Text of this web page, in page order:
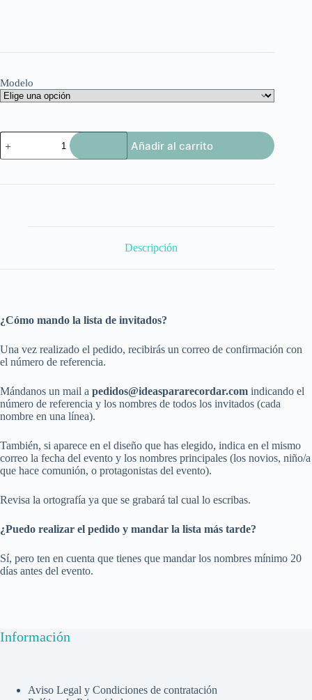
Modelo
Abridor
alargado
cantidad
Añadir al carrito
Descripción
¿Cómo mando la lista de invitados?
Una vez realizado el pedido, recibirás un correo de confirmación con
el número de referencia.
Mándanos un mail a pedidos@ideaspararecordar.com indicando el
número de referencia y los nombres de todos los invitados (cada
nombre en una línea).
También, si aparece en el diseño que has elegido, indica en el mismo
correo la fecha del evento y los nombres principales (los novios, niño/a
que hace comunión, o protagonistas del evento).
Revisa la ortografía ya que se grabará tal cual lo escribas.
¿Puedo realizar el pedido y mandar la lista más tarde?
Sí, pero ten en cuenta que tienes que mandar los nombres mínimo 20
días antes del evento.
Información
Aviso Legal y Condiciones de contratación